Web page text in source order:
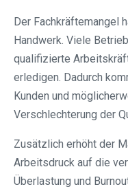
Der Fachkräftemangel
Handwerk. Viele
qualifizierte
erledigen. Dadurch
Kunden und
Verschlechterung der
Zusätzlich erhöht der
Arbeitsdruck auf die
Überlastung und